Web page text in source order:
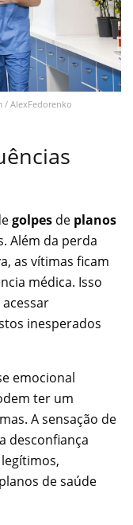
/ AlexFedorenko
golpes de planos
Além da perda
as vítimas ficam
médica. Isso
inesperados
emocional
ter um
A sensação de
desconfiança
de saúde